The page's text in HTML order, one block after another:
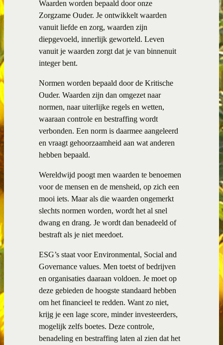
Waarden worden bepaald door onze
Zorgzame Ouder. Je ontwikkelt waarden
vanuit liefde en zorg, waarden zijn
diepgevoeld, innerlijk geworteld. Leven
vanuit je waarden zorgt dat je van binnenuit
integer bent.
Normen worden bepaald door de Kritische
Ouder. Waarden zijn dan omgezet naar
normen, naar uiterlijke regels en wetten,
waaraan controle en bestraffing wordt
verbonden. Een norm is daarmee aangeleerd
en vraagt gehoorzaamheid aan wat anderen
hebben bepaald.
Wereldwijd poogt men waarden te benoemen
voor de mensen en de mensheid, op zich een
mooi iets. Maar als die waarden ongemerkt
slechts normen worden, wordt het al snel
dwang en drang. Je wordt dan benadeeld of
bestraft als je niet meedoet.
ESG’s staat voor Environmental, Social and
Governance values. Men toetst of bedrijven
en organisaties daaraan voldoen. Je moet op
deze gebieden de hoogste standaard hebben
om het financieel te redden. Want zo niet,
krijg je een lage score, minder investeerders,
mogelijk zelfs boetes. Deze controle,
benadeling en bestraffing laten al zien dat het